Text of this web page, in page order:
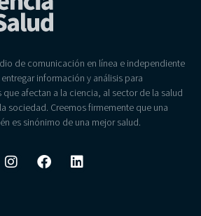
de comunicación en línea e independiente
información y análisis para
afectan a la ciencia, al sector de la salud
sociedad. Creemos firmemente que una
es sinónimo de una mejor salud.